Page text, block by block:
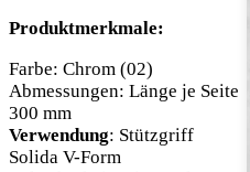
Produktmerkmale:
Farbe: Chrom (02)
Abmessungen: Länge je Seite
300 mm
Verwendung: Stützgriff
Solida V-Form